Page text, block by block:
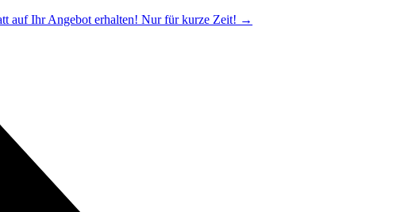
auf Ihr Angebot erhalten! Nur für kurze Zeit! →